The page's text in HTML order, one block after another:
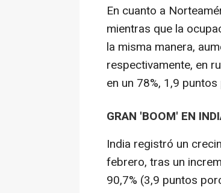
En cuanto a
mientras que la
la misma manera,
respectivamente, en
en un 78%, 1,9
GRAN 'BOOM' EN
India registró un
febrero, tras un
90,7% (3,9 puntos